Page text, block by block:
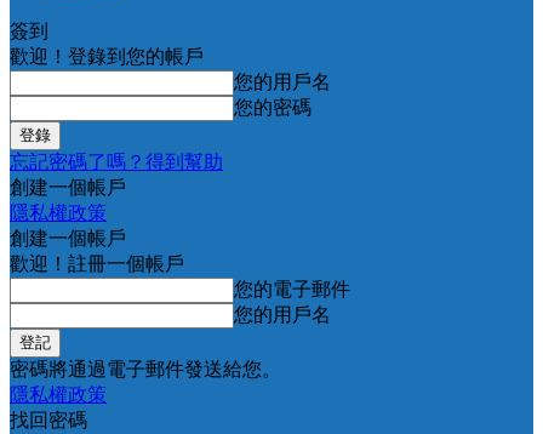
簽到
歡迎！登錄到您的帳戶
您的用戶名
您的密碼
忘記密碼了嗎？得到幫助
創建一個帳戶
隱私權政策
創建一個帳戶
歡迎！註冊一個帳戶
您的電子郵件
您的用戶名
密碼將通過電子郵件發送給您。
隱私權政策
找回密碼